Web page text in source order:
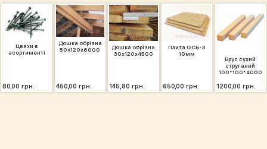
Цвяхи в
асортименті
80,00 грн.
Дошка обрізна
50х120х6000
450,00 грн.
Дошка обрізна
30х120х4500
145,80 грн.
Плита ОСБ-3
10мм
650,00 грн.
Брус сухий
струганий
100*100*4000
1200,00 грн.